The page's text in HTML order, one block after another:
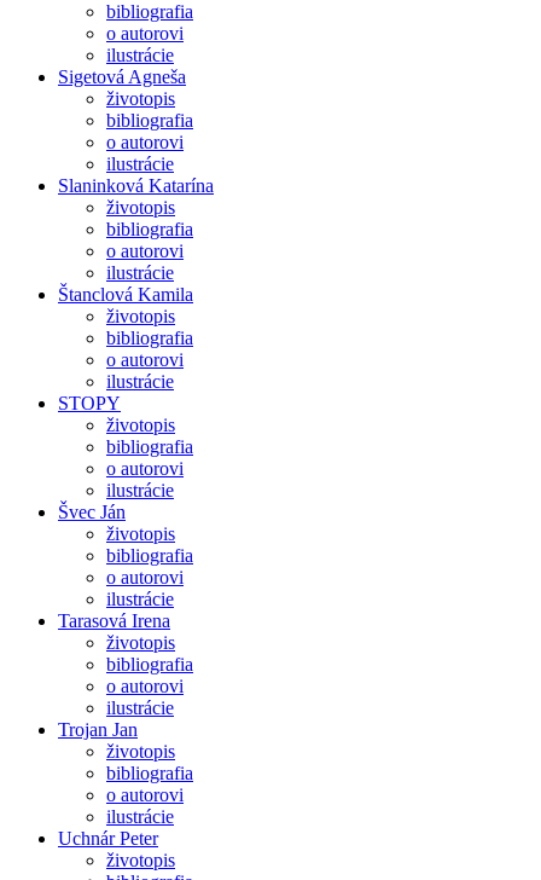
bibliografia
o autorovi
ilustrácie
Sigetová Agneša
životopis
bibliografia
o autorovi
ilustrácie
Slaninková Katarína
životopis
bibliografia
o autorovi
ilustrácie
Štanclová Kamila
životopis
bibliografia
o autorovi
ilustrácie
STOPY
životopis
bibliografia
o autorovi
ilustrácie
Švec Ján
životopis
bibliografia
o autorovi
ilustrácie
Tarasová Irena
životopis
bibliografia
o autorovi
ilustrácie
Trojan Jan
životopis
bibliografia
o autorovi
ilustrácie
Uchnár Peter
životopis